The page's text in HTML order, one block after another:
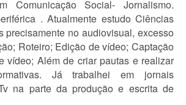
Comunicação Social- Jornalismo.
. Atualmente estudo Ciências
precisamente no audiovisual, excesso
Roteiro; Edição de vídeo; Captação
vídeo; Além de criar pautas e realizar
Já trabalhei em jornais
na parte da produção e escrita de